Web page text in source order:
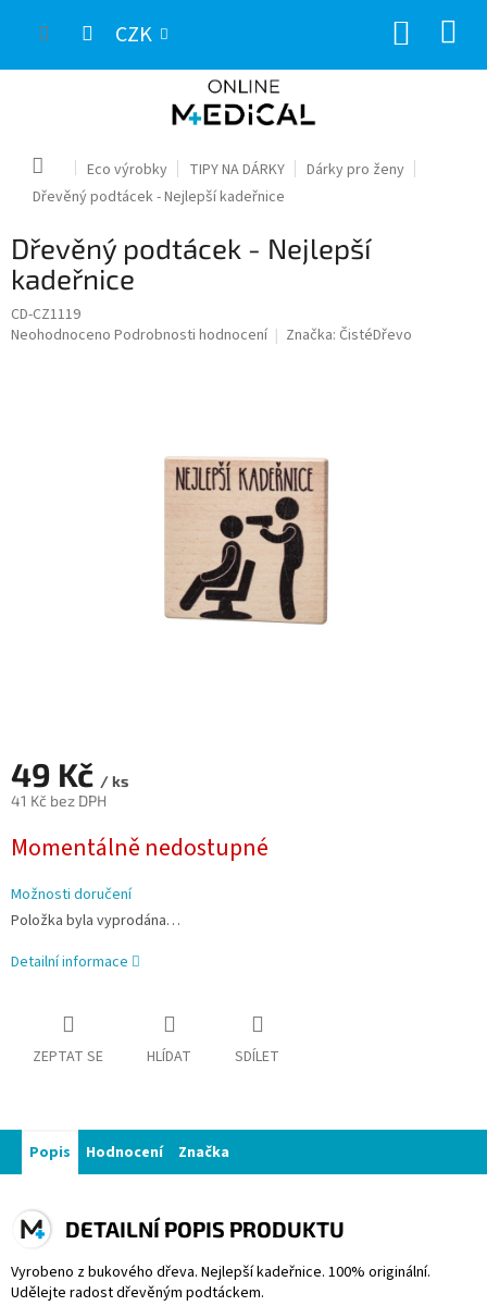
CZK
Domů Eco výrobky TIPY NA DÁRKY
Dárky pro ženy
Dřevěný podtácek - Nejlepší kadeřnice
Dřevěný podtácek - Nejlepší
kadeřnice
CD-CZ1119
Průměrné
Neohodnoceno Podrobnosti hodnocení Značka: ČistéDřevo
49 Kč / ks
41 Kč bez DPH
cena:
Momentálně nedostupné
Možnosti doručení
Položka byla vyprodána…
Detailní informace
ZEPTAT SE HLÍDAT SDÍLET
Popis Hodnocení Značka
DETAILNÍ POPIS PRODUKTU
Vyrobeno z bukového dřeva. Nejlepší kadeřnice. 100% originální.
Udělejte radost dřevěným podtáckem.